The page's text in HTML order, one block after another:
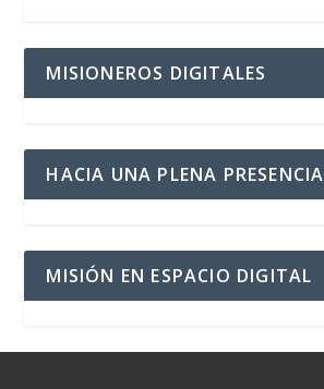
MISIONEROS DIGITALES
HACIA UNA PLENA PRESENCIA
MISIÓN EN ESPACIO DIGITAL